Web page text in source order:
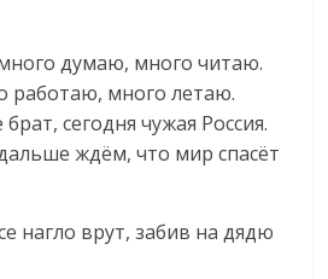
думаю, много читаю.
работаю, много летаю.
сегодня чужая Россия.
ждём, что мир спасёт
нагло врут, забив на дядю